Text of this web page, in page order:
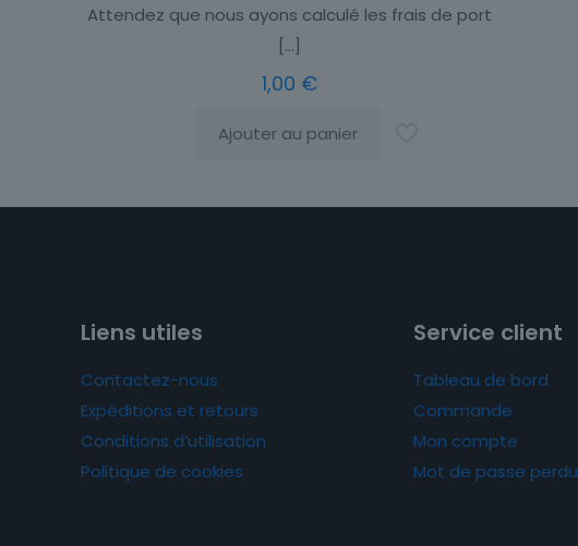
Attendez que nous ayons calculé les frais de port
[…]
1,00 €
Ajouter au panier
Liens utiles
Contactez-nous
Expéditions et retours
Conditions d’utilisation
Politique de cookies
Service client
Tableau de bord
Commande
Mon compte
Mot de passe perdu